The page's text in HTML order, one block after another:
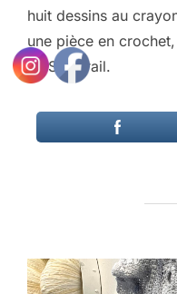
huit dessins au
une pièce en
au Shakirail.